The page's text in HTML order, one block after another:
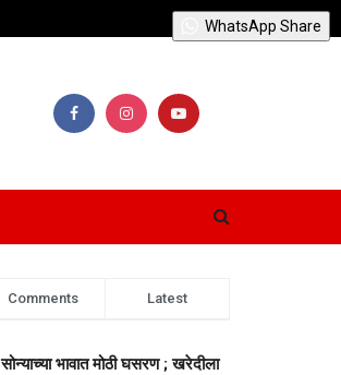
Comments Latest
सोन्याच्या भावात मोठी घसरण ; खरेदीला
WhatsApp Share